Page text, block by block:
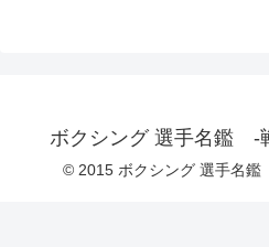
ボクシング 選手名鑑 -
© 2015 ボクシング 選手名